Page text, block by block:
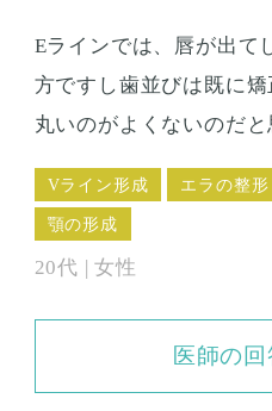
Eラインでは、唇が出て
方ですし歯並びは既に
丸いのがよくないのだ
分の顎の形が、全体のバ
ように何が足りないのか
ん。 ミニVライン形成で
ような手術をしますか？
Vライン形成 エラの整形
顎の形成
20代 | 女性
医師の